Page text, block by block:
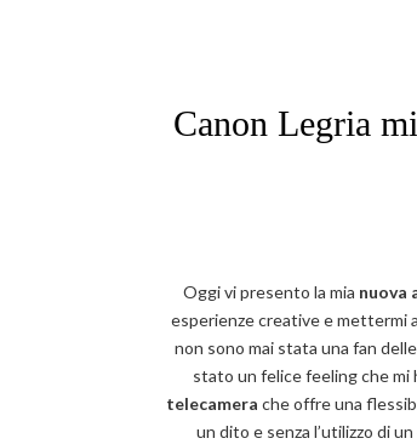
Canon Legria
Oggi vi presento la mia nuova
esperienze creative e mettermi
non sono mai stata una fan
stato un felice feeling che mi
telecamera che offre una
un dito e senza l’utilizzo di